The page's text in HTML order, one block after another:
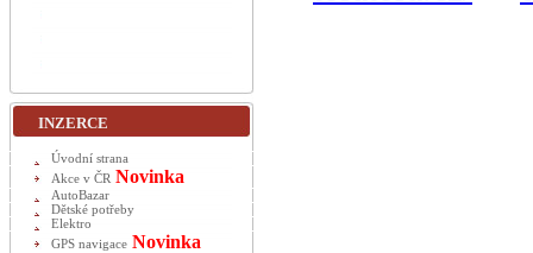
INZERCE
Úvodní strana
Akce v ČR Novinka
AutoBazar
Dětské potřeby
Elektro
GPS navigace Novinka